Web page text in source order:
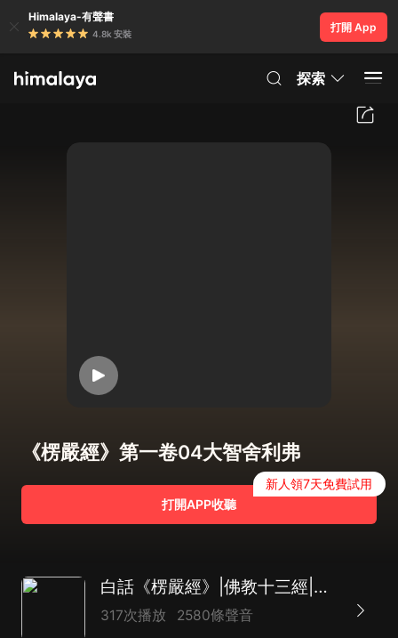
Himalaya-有聲書
4.8k 安裝
打開 App
探索
《楞嚴經》第一卷04大智舍利弗
打開APP收聽
新人領7天免費試用
白話《楞嚴經》|佛教十三經|正法得正知正見
317次播放 2580條聲音